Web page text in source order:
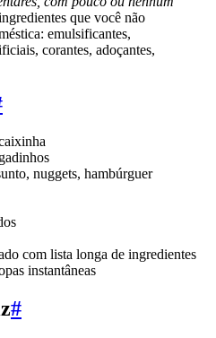
que você não
emulsificantes,
corantes, adoçantes,
nuggets, hambúrguer
com lista longa de ingredientes
instantâneas
#